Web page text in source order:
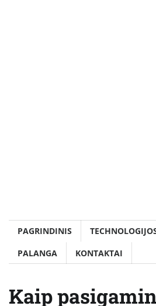
PAGRINDINIS
PALANGA
KONTAKTAI
Kaip